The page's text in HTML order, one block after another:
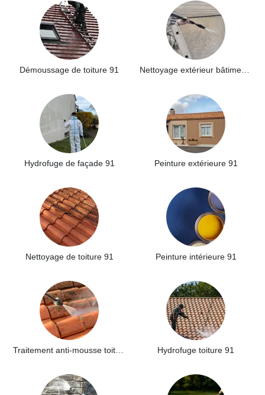
Démoussage de toiture 91
Hydrofuge de façade 91 Peinture extérieure 91
Nettoyage de toiture 91 Peinture intérieure 91
Hydrofuge toiture 91